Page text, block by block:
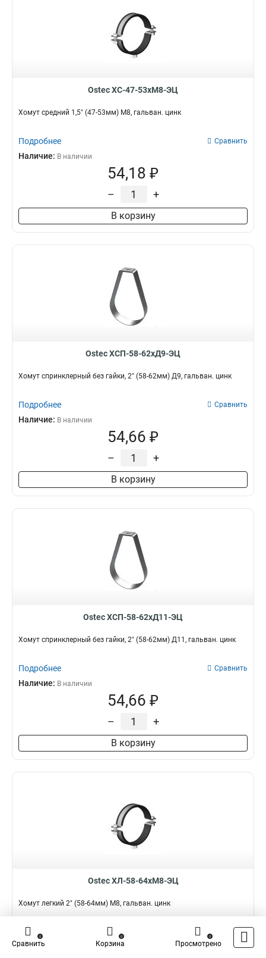
Ostec ХС-47-53хМ8-ЭЦ
Хомут средний 1,5" (47-53мм) М8, гальван. цинк
Подробнее Сравнить
Наличие: В наличии
54,18 ₽
– +
В корзину
Ostec ХСП-58-62хД9-ЭЦ
Хомут спринклерный без гайки, 2" (58-62мм) Д9, гальван. цинк
Подробнее Сравнить
Наличие: В наличии
54,66 ₽
– +
В корзину
Ostec ХСП-58-62хД11-ЭЦ
Хомут спринклерный без гайки, 2" (58-62мм) Д11, гальван. цинк
Подробнее Сравнить
Наличие: В наличии
54,66 ₽
– +
В корзину
Ostec ХЛ-58-64хМ8-ЭЦ
Хомут легкий 2" (58-64мм) М8, гальван. цинк
Подробнее Сравнить
Наличие:
Сравнить
0
Корзина
0
Просмотрено
0